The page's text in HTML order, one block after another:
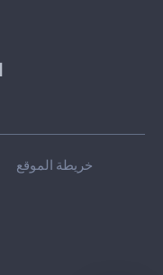
خريطة الموقع